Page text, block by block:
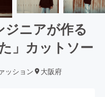
ニアが作る
」カットソー
ッション 大阪府